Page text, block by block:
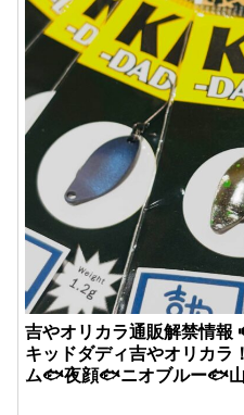
吉やオリカラ通販解禁情報
キッドダディ吉やオリカ
ム🐟夜顔🐟ニオブルー🐟